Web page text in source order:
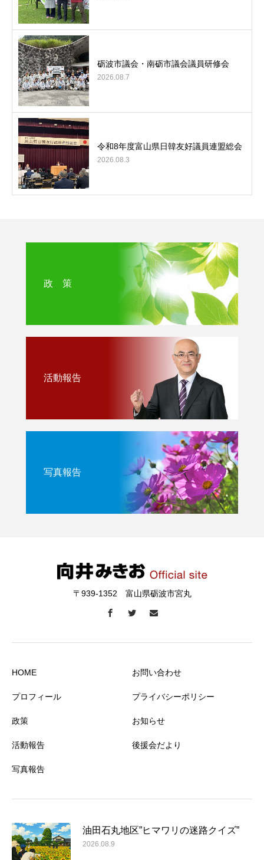
砺波市議会・南砺市議会議員研修会
2026.08.7
令和8年度富山県日韓友好議員連盟総会
2026.08.3
政 策
活動報告
写真報告
〒939-1352 富山県砺波市宮丸
HOME
プロフィール
政策
活動報告
写真報告
お問い合わせ
プライバシーポリシー
お知らせ
後援会だより
油田石丸地区”ヒマワリの迷路クイズ”
2026.08.9